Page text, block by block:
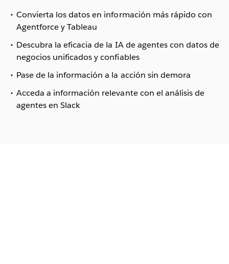
Convierta los datos en información más rápido con
Agentforce y Tableau
Descubra la eficacia de la IA de agentes con datos de
negocios unificados y confiables
Pase de la información a la acción sin demora
Acceda a información relevante con el análisis de
agentes en Slack